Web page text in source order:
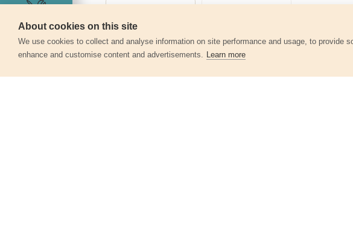
Szerviz
About cookies on this site
We use cookies to collect and analyse information on site performance and usage, to provide
enhance and customise content and advertisements. Learn more